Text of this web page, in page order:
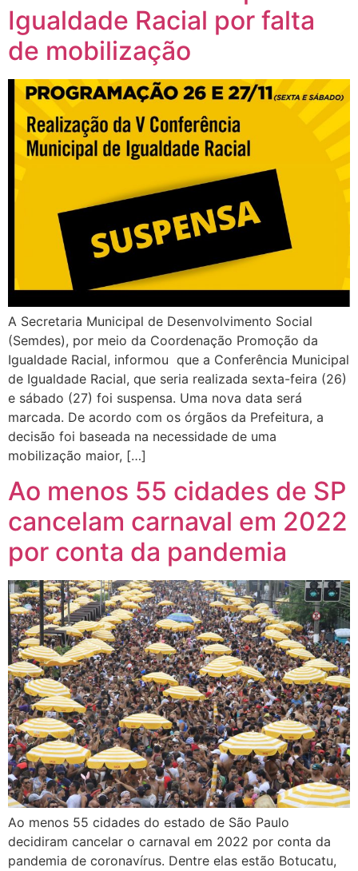
Igualdade Racial por falta
de mobilização
A Secretaria Municipal de Desenvolvimento Social
(Semdes), por meio da Coordenação Promoção da
Igualdade Racial, informou que a Conferência Municipal
de Igualdade Racial, que seria realizada sexta-feira (26)
e sábado (27) foi suspensa. Uma nova data será
marcada. De acordo com os órgãos da Prefeitura, a
decisão foi baseada na necessidade de uma
mobilização maior, […]
Ao menos 55 cidades de SP
cancelam carnaval em 2022
por conta da pandemia
Ao menos 55 cidades do estado de São Paulo
decidiram cancelar o carnaval em 2022 por conta da
pandemia de coronavírus. Dentre elas estão Botucatu,